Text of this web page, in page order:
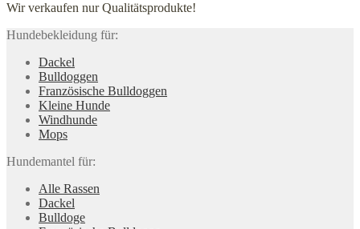
Wir verkaufen nur Qualitätsprodukte!
Hundebekleidung für:
Dackel
Bulldoggen
Französische Bulldoggen
Kleine Hunde
Windhunde
Mops
Hundemantel für:
Alle Rassen
Dackel
Bulldoge